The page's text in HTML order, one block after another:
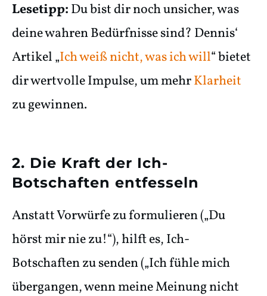
Lesetipp:Du bist dir noch unsicher, was
deine wahren Bedürfnisse sind? Dennis‘
Artikel„Ich weiß nicht, was ich will“ bietet
dir wertvolle Impulse, um mehrKlarheit
zu gewinnen.
2. Die Kraft der Ich-
Botschaften entfesseln
Anstatt Vorwürfe zu formulieren („Du
hörst mir nie zu!“), hilft es, Ich-
Botschaften zu senden („Ich fühle mich
übergangen, wenn meine Meinung nicht